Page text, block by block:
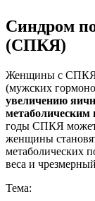
Синдром
(СПКЯ)
Женщины с СПКЯ
(мужских
увеличению
метаболическим
годы СПКЯ может
женщины
метаболических
веса и
Тема: